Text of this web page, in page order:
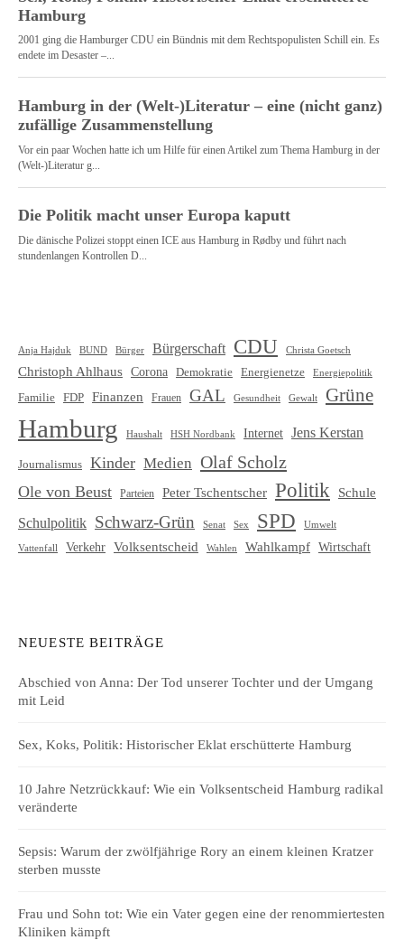
Anja Hajduk BUND Bürger Bürgerschaft CDU Christa Goetsch
Christoph Ahlhaus Corona Demokratie Energienetze Energiepolitik
Familie FDP Finanzen Frauen GAL Gesundheit Gewalt Grüne
Hamburg Haushalt HSH Nordbank Internet Jens Kerstan
Journalismus Kinder Medien Olaf Scholz
Ole von Beust Parteien Peter Tschentscher Politik
Schule
Schulpolitik Schwarz-Grün Senat Sex SPD Umwelt
Vattenfall Verkehr Volksentscheid Wahlen Wahlkampf Wirtschaft
NEUESTE BEITRÄGE
Abschied von Anna: Der Tod unserer Tochter und der Umgang
mit Leid
Sex, Koks, Politik: Historischer Eklat erschütterte Hamburg
10 Jahre Netzrückkauf: Wie ein Volksentscheid Hamburg radikal
veränderte
Sepsis: Warum der zwölfjährige Rory an einem kleinen Kratzer
sterben musste
Frau und Sohn tot: Wie ein Vater gegen eine der renommiertesten
Kliniken kämpft